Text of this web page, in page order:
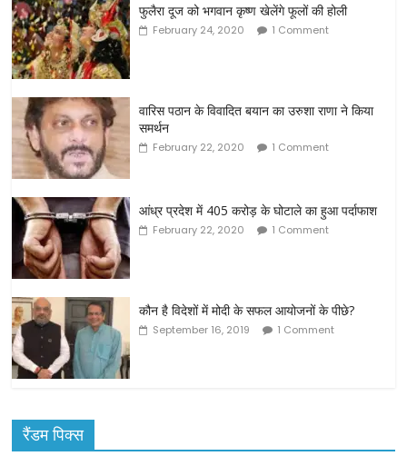
फुलैरा दूज को भगवान कृष्ण खेलेंगे फूलों की होली
February 24, 2020 1 Comment
वारिस पठान के विवादित बयान का उरुशा राणा ने किया
समर्थन
February 22, 2020 1 Comment
आंध्र प्रदेश में 405 करोड़ के घोटाले का हुआ पर्दाफाश
February 22, 2020 1 Comment
कौन है विदेशों में मोदी के सफल आयोजनों के पीछे?
September 16, 2019 1 Comment
रैंडम पिक्स